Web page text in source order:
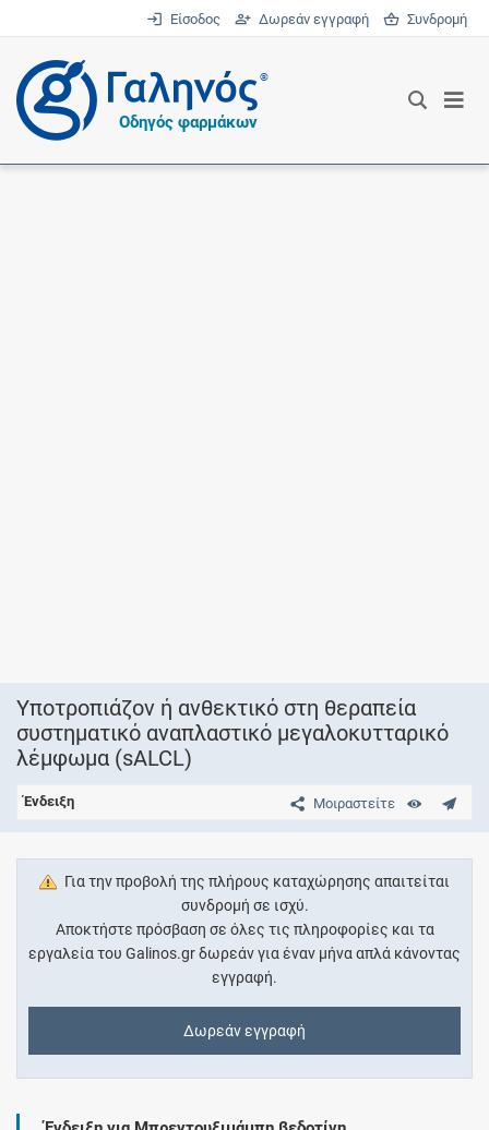
Είσοδος Δωρεάν εγγραφή Συνδρομή
®
Οδηγός φαρμάκων
Υποτροπιάζον ή ανθεκτικό στη θεραπεία
συστηματικό αναπλαστικό μεγαλοκυτταρικό
λέμφωμα (sALCL)
Μοιραστείτε
Ένδειξη
Για την προβολή της πλήρους καταχώρησης απαιτείται
συνδρομή σε ισχύ.
Αποκτήστε πρόσβαση σε όλες τις πληροφορίες και τα
εργαλεία του Galinos.gr δωρεάν για έναν μήνα απλά κάνοντας
εγγραφή.
Δωρεάν εγγραφή